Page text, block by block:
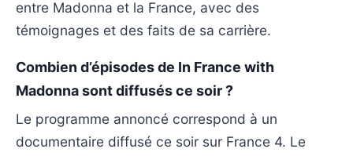
entre Madonna et la France, avec des
témoignages et des faits de sa carrière.
Combien d’épisodes de In France with
Madonna sont diffusés ce soir ?
Le programme annoncé correspond à un
documentaire diffusé ce soir sur France 4. Le